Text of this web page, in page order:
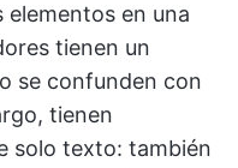
en una
tienen un
se confunden con
tienen
solo texto: también